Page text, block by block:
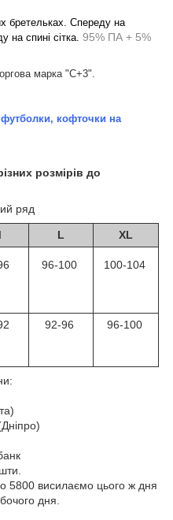
бретельках. Спереду на
на спині сітка. 95% ПА + 5%
марка "С+3".
футболки, кофточки на
розмірів до
ряд
L XL
96-100 100-104
92-96 96-100
5800 висилаємо цього ж дня
дня.